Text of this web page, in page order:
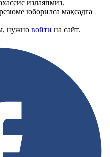
излаяпмиз.
юборилса мақсадга
нужно войти на сайт.